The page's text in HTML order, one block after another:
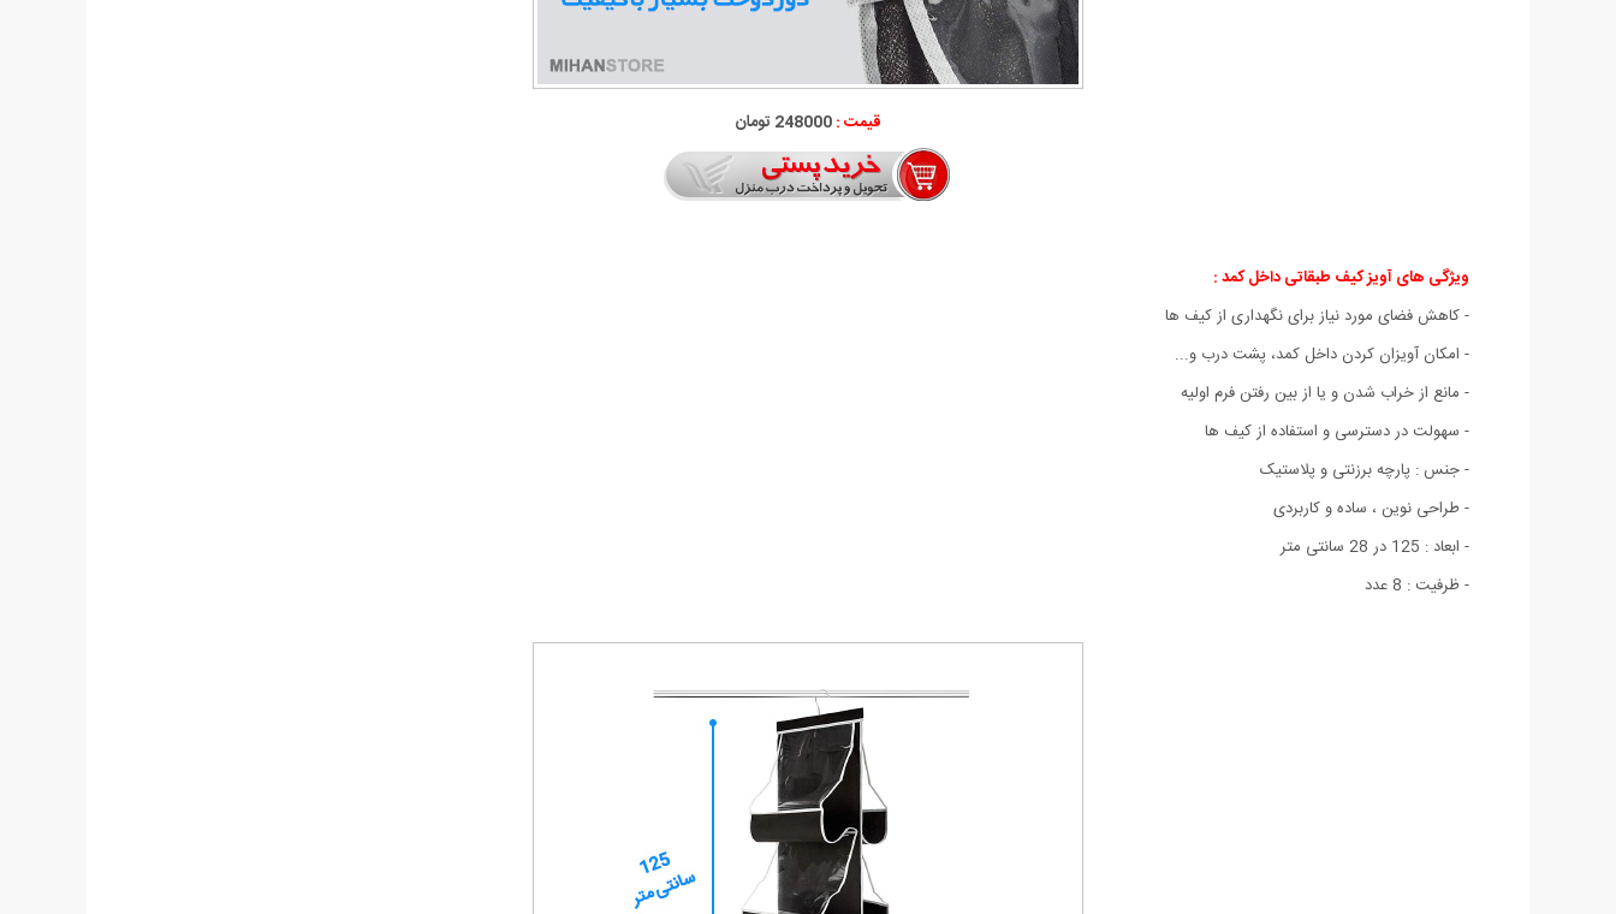
قیمت :248000 تومان
ویژگی های آویز کیف طبقاتی داخل کمد :
- کاهش فضای مورد نیاز برای نگهداری از کیف ها
- امکان آویزان کردن داخل کمد، پشت درب و...
- مانع از خراب شدن و یا از بین رفتن فرم اولیه
- سهولت در دسترسی و استفاده از کیف ها
- جنس : پارچه برزنتی و پلاستیک
- طراحی نوین ، ساده و کاربردی
- ابعاد : 125 در 28 سانتی متر
- ظرفیت : 8 عدد